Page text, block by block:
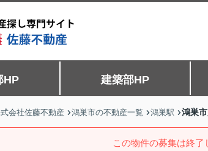
HP 建築部HP
会社佐藤不動産 鴻巣市の不動産一覧 鴻巣駅 鴻巣
この物件の募集は終了